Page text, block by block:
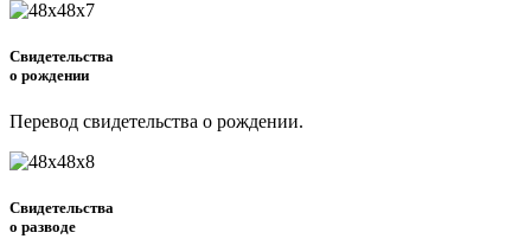
Свидетельства
о рождении
Перевод свидетельства о рождении.
Свидетельства
о разводе